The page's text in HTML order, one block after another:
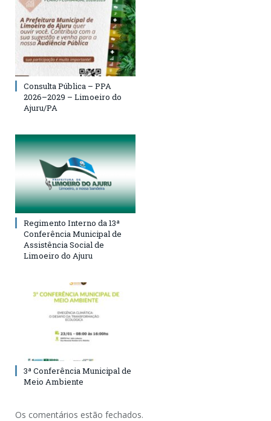
Consulta Pública – PPA
2026–2029 – Limoeiro do
Ajuru/PA
Regimento Interno da 13ª
Conferência Municipal de
Assistência Social de
Limoeiro do Ajuru
3ª Conferência Municipal de
Meio Ambiente
Os comentários estão fechados.